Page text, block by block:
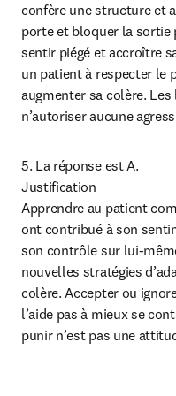
confère une structure et
porte et bloquer la sortie
sentir piégé et accroître
un patient à respecter le
augmenter sa colère.
n’autoriser aucune
5. La réponse est A.
Justification
Apprendre au patient
ont contribué à son
son contrôle sur lui-
nouvelles stratégies
colère. Accepter ou
l’aide pas à mieux se
punir n’est pas une